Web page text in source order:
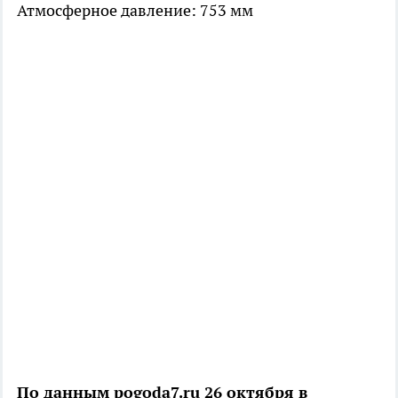
Атмосферное давление: 753 мм
По данным pogoda7.ru 26 октября в